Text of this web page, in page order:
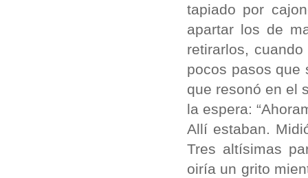
tapiado por
apartar los de
retirarlos,
pocos pasos que
que resonó en el
la espera:
Allí estaban.
Tres altísimas
oiría un grito